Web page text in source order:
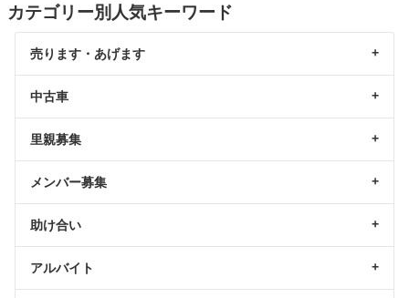
カテゴリー別人気キーワード
売ります・あげます
中古車
里親募集
メンバー募集
助け合い
アルバイト